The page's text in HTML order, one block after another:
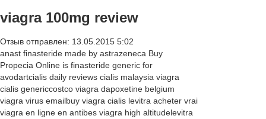
viagra 100mg review
Отзыв отправлен: 13.05.2015 5:02
anast finasteride made by astrazeneca Buy
Propecia Online is finasteride generic for
avodartcialis daily reviews cialis malaysia viagra
cialis genericcostco viagra dapoxetine belgium
viagra virus emailbuy viagra cialis levitra acheter vrai
viagra en ligne en antibes viagra high altitudelevitra